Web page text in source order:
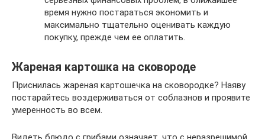
время нужно постараться экономить и
максимально тщательно оценивать каждую
покупку, прежде чем ее оплатить.
Жареная картошка на сковороде
Приснилась жареная картошечка на сковородке? Наяву
постарайтесь воздерживаться от соблазнов и проявите
умеренность во всем.